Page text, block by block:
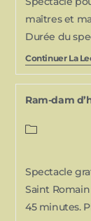
maîtres et
Durée du
Continuer La
Ram-dam
Spectacle
Saint
45 minutes.